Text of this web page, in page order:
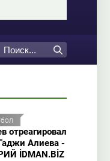
отреагировал
Алиева -
İDMAN.BİZ